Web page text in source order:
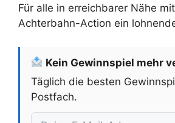
Für alle in erreichbarer Nähe
Achterbahn-Action ein
Kein Gewinnspiel mehr
Täglich die besten
Postfach.